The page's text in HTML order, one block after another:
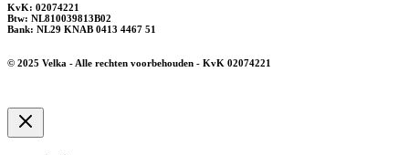
KvK: 02074221
Btw: NL810039813B02
Bank: NL29 KNAB 0413 4467 51
© 2025 Velka - Alle rechten voorbehouden - KvK 02074221